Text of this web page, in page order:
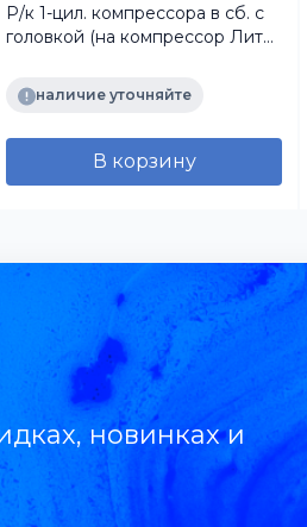
Р/к 1-цил. компрессора в сб. с
головкой (на компрессор Литва
наличие уточняйте
В корзину
новинках и